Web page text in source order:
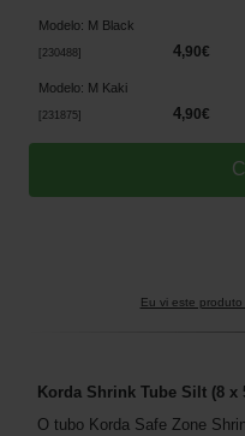
Modelo: M Black
230488 ] 4,90€
Modelo: M Kaki
231875] 4,90€
Eu vi este
Korda Shrink Tube Silt (8 x
O tubo Korda Safe Zone